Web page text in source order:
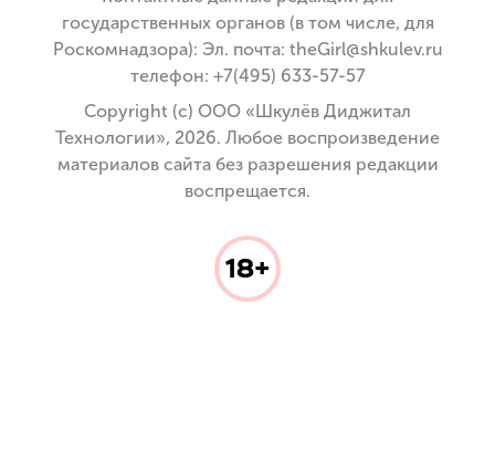
государственных органов (в том числе, для
Роскомнадзора): Эл. почта: theGirl@shkulev.ru
телефон: +7(495) 633-57-57
Copyright (с) ООО «Шкулёв Диджитал
Технологии», 2026. Любое воспроизведение
материалов сайта без разрешения редакции
воспрещается.
18+